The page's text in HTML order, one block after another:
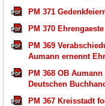
PM 371
PM 370
PM 369
Aumann ernennt
PM 368 OB
Deutschen
PM 367 Kreisstadt